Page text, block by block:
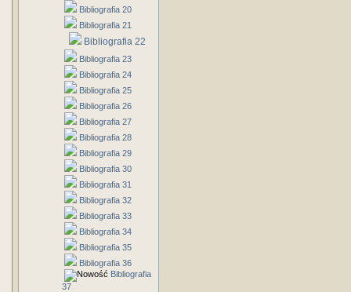
Bibliografia 20
Bibliografia 21
Bibliografia 22
Bibliografia 23
Bibliografia 24
Bibliografia 25
Bibliografia 26
Bibliografia 27
Bibliografia 28
Bibliografia 29
Bibliografia 30
Bibliografia 31
Bibliografia 32
Bibliografia 33
Bibliografia 34
Bibliografia 35
Bibliografia 36
Bibliografia
37